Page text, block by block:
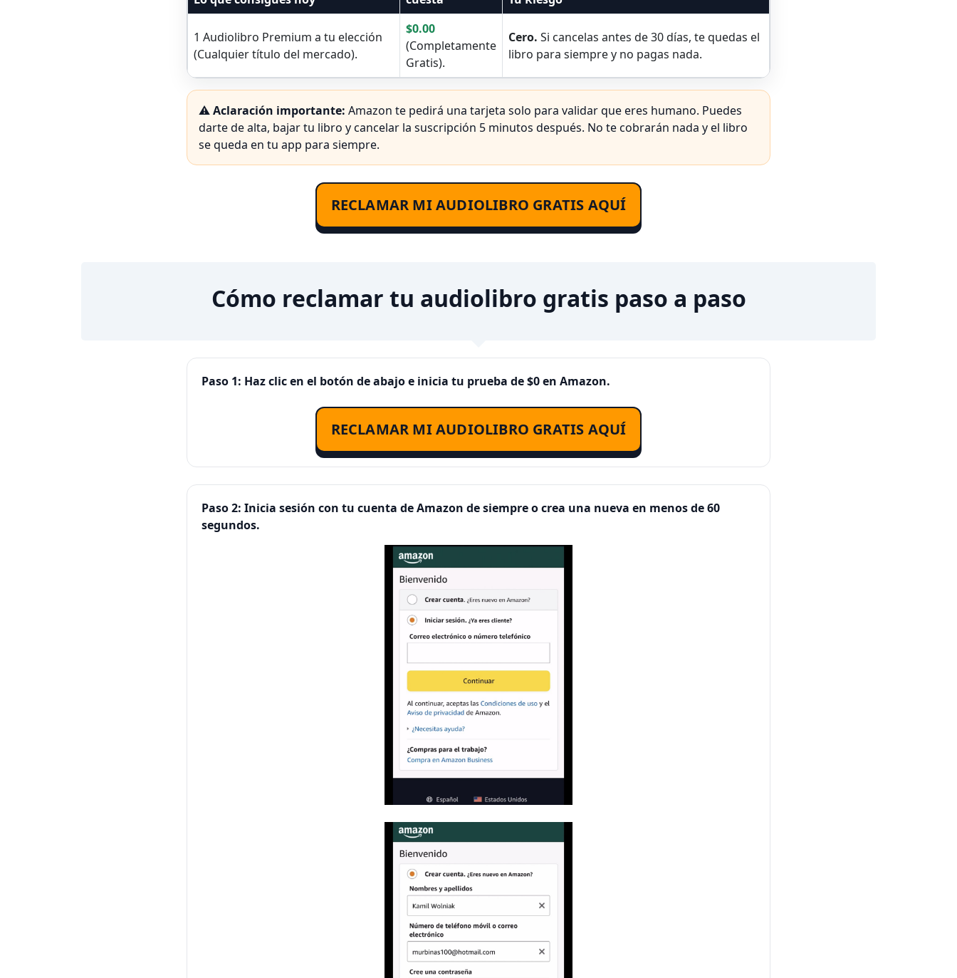
1 Audiolibro Premium a tu elección
(Cualquier título del mercado).
$0.00
(Completamente
Gratis).
Cero. Si cancelas antes de 30 días, te quedas el
libro para siempre y no pagas nada.
⚠️Aclaración importante: Amazon te pedirá una tarjeta solo para validar que eres humano. Puedes
darte de alta, bajar tu libro y cancelar la suscripción 5 minutos después. No te cobrarán nada y el libro
se queda en tu app para siempre.
RECLAMAR MI AUDIOLIBRO GRATIS AQUÍ
Cómo reclamar tu audiolibro gratis paso a paso
Paso 1: Haz clic en el botón de abajo e inicia tu prueba de $0 en Amazon.
RECLAMAR MI AUDIOLIBRO GRATIS AQUÍ
Paso 2: Inicia sesión con tu cuenta de Amazon de siempre o crea una nueva en menos de 60
segundos.